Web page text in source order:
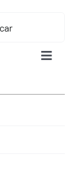
Toggle